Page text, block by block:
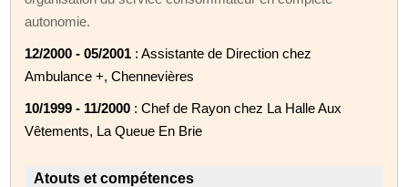
autonomie.
12/2000 - 05/2001 : Assistante de Direction chez
Ambulance +, Chennevières
10/1999 - 11/2000 : Chef de Rayon chez La Halle Aux
Vêtements, La Queue En Brie
Atouts et compétences